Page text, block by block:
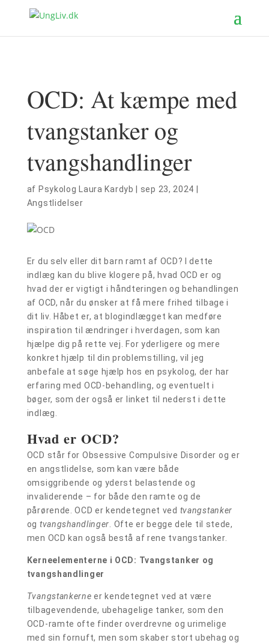
OCD: At kæmpe med
tvangstanker og
tvangshandlinger
af Psykolog Laura Kardyb sep 23, 2024
Angstlidelser
Er du selv eller dit barn ramt af OCD? I dette
indlæg kan du blive klogere på, hvad OCD er og
hvad der er vigtigt i håndteringen og behandlingen
af OCD, når du ønsker at få mere frihed tilbage i
dit liv. Håbet er, at blogindlægget kan medføre
inspiration til ændringer i hverdagen, som kan
hjælpe dig på rette vej. For yderligere og mere
konkret hjælp til din problemstilling, vil jeg
anbefale at søge hjælp hos en psykolog, der har
erfaring med OCD-behandling, og eventuelt i
bøger, som der også er linket til nederst i dette
indlæg.
Hvad er OCD?
OCD står for Obsessive Compulsive Disorder og er
en angstlidelse, som kan være både
omsiggribende og yderst belastende og
invaliderende – for både den ramte og de
pårørende. OCD er kendetegnet ved tvangstanker
og tvangshandlinger . Ofte er begge dele til stede,
men OCD kan også bestå af rene tvangstanker.
Kerneelementerne i OCD: Tvangstanker og
tvangshandlinger
Tvangstankerne er kendetegnet ved at være
tilbagevendende, ubehagelige tanker, som den
OCD-ramte ofte finder overdrevne og urimelige
med sin fornuft, men som skaber stort ubehag og